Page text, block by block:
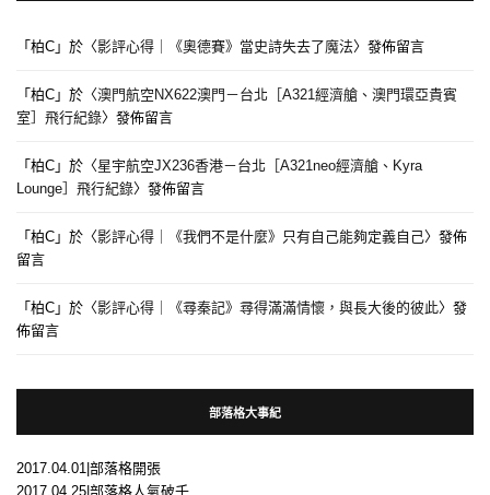
「 柏C 」於〈影評心得｜《奧德賽》當史詩失去了魔法〉發佈留言
「 柏C 」於〈澳門航空NX622澳門－台北［A321經濟艙、澳門環亞貴賓
室］飛行紀錄〉發佈留言
「 柏C 」於〈星宇航空JX236香港－台北［A321neo經濟艙、Kyra
Lounge］飛行紀錄〉發佈留言
「 柏C 」於〈影評心得｜《我們不是什麼》只有自己能夠定義自己〉發佈
留言
「 柏C 」於〈影評心得｜《尋秦記》尋得滿滿情懷，與長大後的彼此〉發
佈留言
部落格大事紀
2017.04.01|部落格開張
2017.04.25|部落格人氣破千